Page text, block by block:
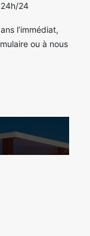
24h/24
l’immédiat,
ou à nous